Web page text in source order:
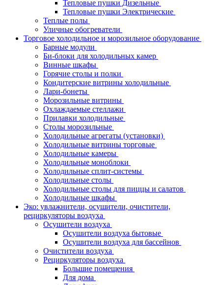
Тепловые пушки Дизельные
Тепловые пушки Электрические
Теплые полы
Уличные обогреватели
Торговое холодильное и морозильное оборудование
Барные модули
Би-блоки для холодильных камер
Винные шкафы
Горячие столы и полки
Кондитерские витрины холодильные
Лари-бонеты
Морозильные витрины
Охлаждаемые стеллажи
Прилавки холодильные
Столы морозильные
Холодильные агрегаты (установки)
Холодильные витрины торговые
Холодильные камеры
Холодильные моноблоки
Холодильные сплит-системы
Холодильные столы
Холодильные столы для пиццы и салатов
Холодильные шкафы
Эко: увлажнители, осушители, очистители,
рециркуляторы воздуха
Осушители воздуха
Осушители воздуха бытовые
Осушители воздуха для бассейнов
Очистители воздуха
Рециркуляторы воздуха
Большие помещения
Для дома